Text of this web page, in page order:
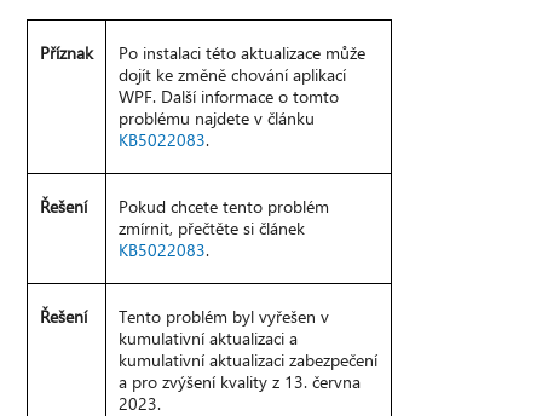
Příznak
Po instalaci této aktualizace může
dojít ke změně chování aplikací
WPF. Další informace o tomto
problému najdete v článku
KB5022083.
Řešení
Pokud chcete tento problém
zmírnit, přečtěte si článek
KB5022083.
Řešení
Tento problém byl vyřešen v
kumulativní aktualizaci a
kumulativní aktualizaci zabezpečení
a pro zvýšení kvality z 13. června
2023.